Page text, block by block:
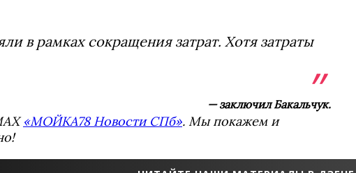
в рамках сокращения затрат. Хотя затраты
— заключил Бакальчук.
«МОЙКА78 Новости СПб». Мы покажем и